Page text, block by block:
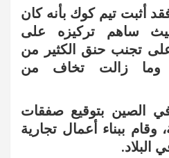
أثبت تيم كوك بأنه كان
حيث ساهم تركيزه على
تجنب حنق الكثير من
وما زالت تخاف من
الصين بتوقيع صفقات
وقام ببناء أعمال تجارية